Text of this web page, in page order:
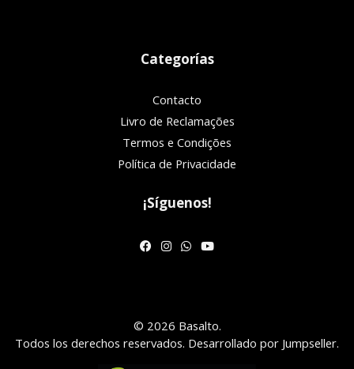
Categorías
Contacto
Livro de Reclamações
Termos e Condições
Política de Privacidade
¡Síguenos!
© 2026 Basalto.
Todos los derechos reservados. Desarrollado por Jumpseller.